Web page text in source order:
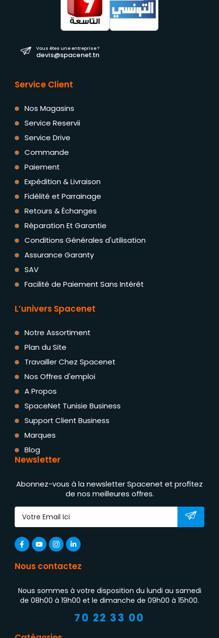
Vous êtes une entreprise ?
devis@spacenet.tn
Service Client
Nos Magasins
Service Reservii
Service Drive
Commande
Paiement
Expédition & Livraison
Fidélité et Parrainage
Retours & Échanges
Réparation Et Garantie
Conditions Générales d'utilisation
Assurance Garanty
SAV
Facilité de Paiement Sans Intérêt
L’univers Spacenet
Notre Assortiment
Plan du Site
Travailler Chez Spacenet
Nos Offres d'emploi
A Propos
SpaceNet Tunisie Business
Support Client Business
Marques
Blog
Newsletter
Abonnez-vous à la newsletter Spacenet et profitez
de nos meilleures offres.
Nous contactez
Nous sommes à votre disposition du lundi au samedi
de 08h00 à 19h00 et le dimanche de 09h00 à 15h00.
70 22 33 00